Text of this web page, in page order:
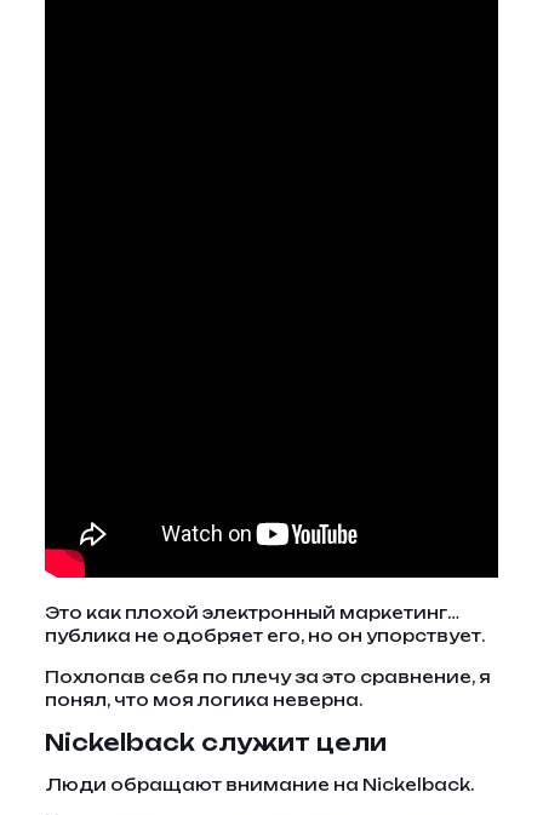
Это как плохой электронный маркетинг…
публика не одобряет его, но он упорствует.
Похлопав себя по плечу за это сравнение, я
понял, что моя логика неверна.
Nickelback служит цели
Люди обращают внимание на Nickelback.